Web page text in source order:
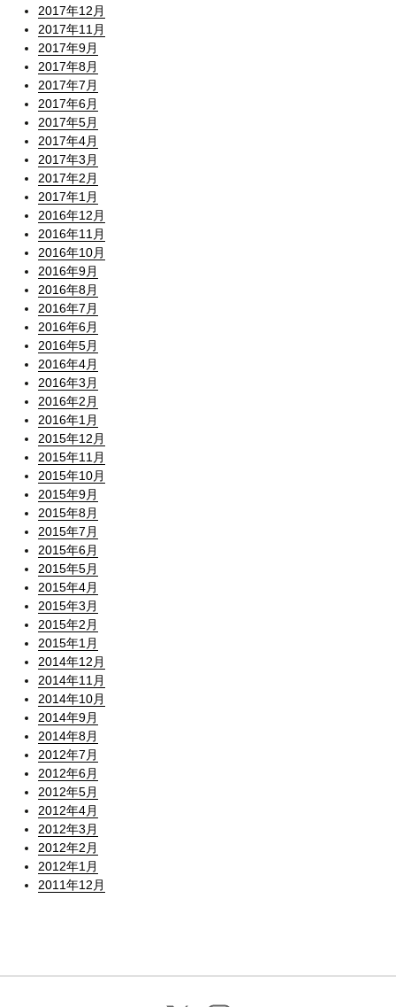
2017年12月
2017年11月
2017年9月
2017年8月
2017年7月
2017年6月
2017年5月
2017年4月
2017年3月
2017年2月
2017年1月
2016年12月
2016年11月
2016年10月
2016年9月
2016年8月
2016年7月
2016年6月
2016年5月
2016年4月
2016年3月
2016年2月
2016年1月
2015年12月
2015年11月
2015年10月
2015年9月
2015年8月
2015年7月
2015年6月
2015年5月
2015年4月
2015年3月
2015年2月
2015年1月
2014年12月
2014年11月
2014年10月
2014年9月
2014年8月
2012年7月
2012年6月
2012年5月
2012年4月
2012年3月
2012年2月
2012年1月
2011年12月